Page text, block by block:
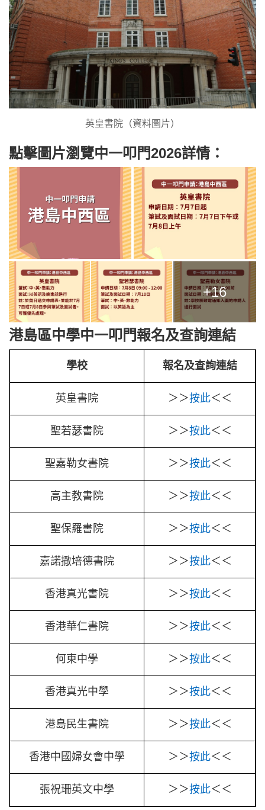
英皇書院（資料圖片）
點擊圖片瀏覽中一叩門2026詳情：
+16
港島區中學中一叩門報名及查詢連結
學校 報名及查詢連結
英皇書院 ＞＞按此＜＜
聖若瑟書院 ＞＞按此＜＜
聖嘉勒女書院 ＞＞按此＜＜
高主教書院 ＞＞按此＜＜
聖保羅書院 ＞＞按此＜＜
嘉諾撒培德書院 ＞＞按此＜＜
香港真光書院 ＞＞按此＜＜
香港華仁書院 ＞＞按此＜＜
何東中學 ＞＞按此＜＜
香港真光中學 ＞＞按此＜＜
港島民生書院 ＞＞按此＜＜
香港中國婦女會中學 ＞＞按此＜＜
張祝珊英文中學 ＞＞按此＜＜